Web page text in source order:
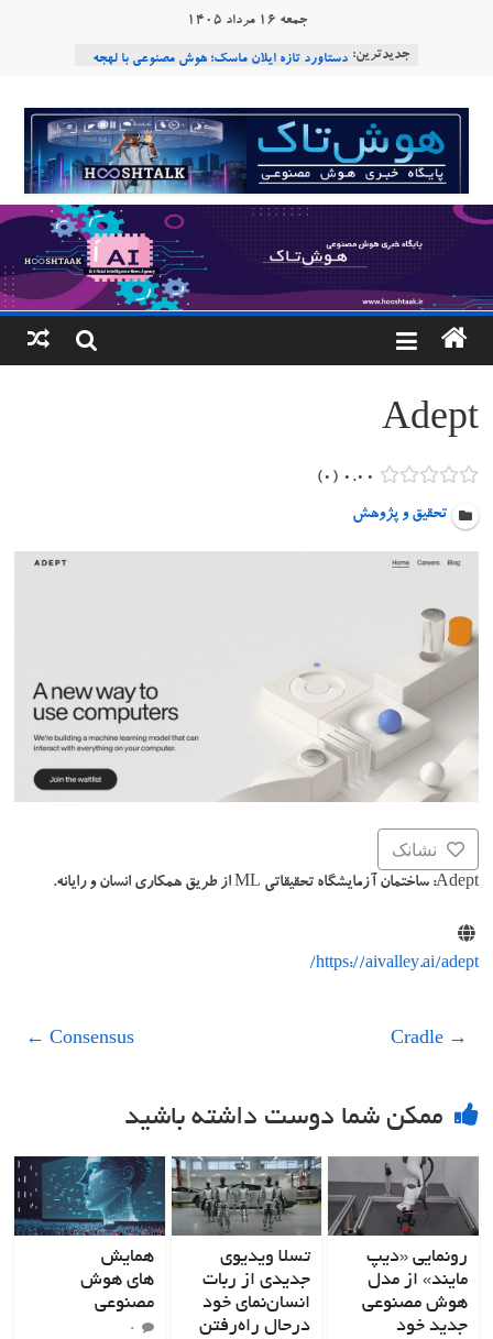
جمعه ۱۶ مرداد ۱۴۰۵
جدیدترین:
هوش مصنوعی با تنش‌های اجتماعی چه می‌کند؟
ربات «Aru» محصول شرکت فرانسوی Nio
Robotics
ربات T‑800
Consensus.app
هوشتاک
پایگاه
خبری
هوش
مصنوعی
www.hooshtaak.ir
Adept
۰.۰۰ ۰
تحقیق و پژوهش
نشانک
Adept: ساختمان آزمایشگاه تحقیقاتی ML از طریق همکاری انسان و رایانه.
https://aivalley.ai/adept/
→
Cradle
Consensus
←
ممکن شما دوست داشته باشید
رونمایی «دیپ
مایند» از مدل
هوش مصنوعی
جدید خود
تسلا ویدیوی
جدیدی از ربات
انسان‌نمای خود
درحال راه‌رفتن
همایش
های هوش
مصنوعی
۰